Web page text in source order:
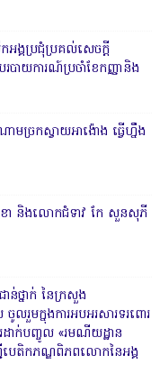
ង្គប្រជុំប្រគល់សេចក្តី
ាយការណ៍ប្រចាំខែកញ្ញានិង
ច្រកស្វាយអាង៉ោង ធ្វើហ្នឹង
ា និងលោកជំទាវ កែ សួនសុភី
ាន់ថ្នាក់ នៃក្រសួង
លរួមក្នុងការអបអរសារទរពោរ
ាក់បញ្ចូល «រមណីយដ្ឋាន
បេតិកភណ្ឌពិភពលោកនៃអង្គ